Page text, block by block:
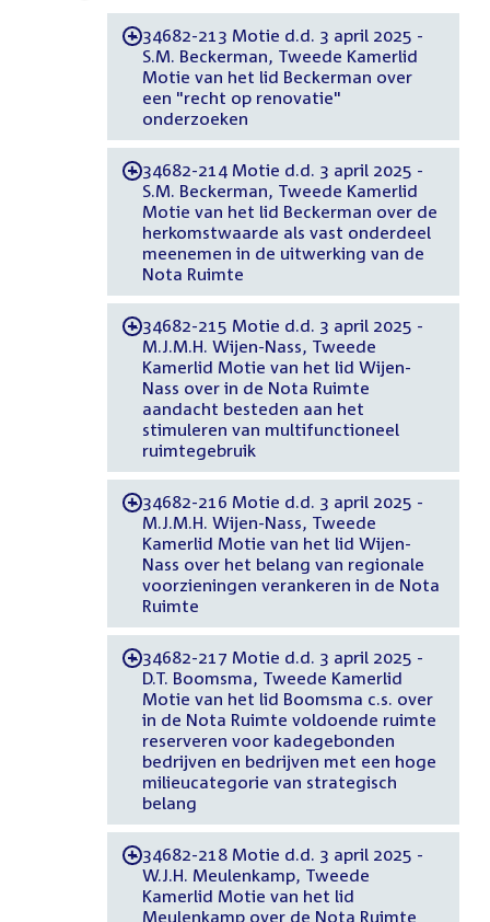
-34682-213 Motie d.d. 3 april 2025 -
S.M. Beckerman, Tweede Kamerlid
Motie van het lid Beckerman over
een "recht op renovatie"
onderzoeken
-34682-214 Motie d.d. 3 april 2025 -
S.M. Beckerman, Tweede Kamerlid
Motie van het lid Beckerman over de
herkomstwaarde als vast onderdeel
meenemen in de uitwerking van de
Nota Ruimte
-34682-215 Motie d.d. 3 april 2025 -
M.J.M.H. Wijen-Nass, Tweede
Kamerlid Motie van het lid Wijen-
Nass over in de Nota Ruimte
aandacht besteden aan het
stimuleren van multifunctioneel
ruimtegebruik
-34682-216 Motie d.d. 3 april 2025 -
M.J.M.H. Wijen-Nass, Tweede
Kamerlid Motie van het lid Wijen-
Nass over het belang van regionale
voorzieningen verankeren in de Nota
Ruimte
-34682-217 Motie d.d. 3 april 2025 -
D.T. Boomsma, Tweede Kamerlid
Motie van het lid Boomsma c.s. over
in de Nota Ruimte voldoende ruimte
reserveren voor kadegebonden
bedrijven en bedrijven met een hoge
milieucategorie van strategisch
belang
-34682-218 Motie d.d. 3 april 2025 -
W.J.H. Meulenkamp, Tweede
Kamerlid Motie van het lid
Meulenkamp over de Nota Ruimte